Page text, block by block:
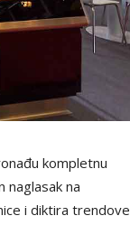
kompletnu
na
i diktira trendove